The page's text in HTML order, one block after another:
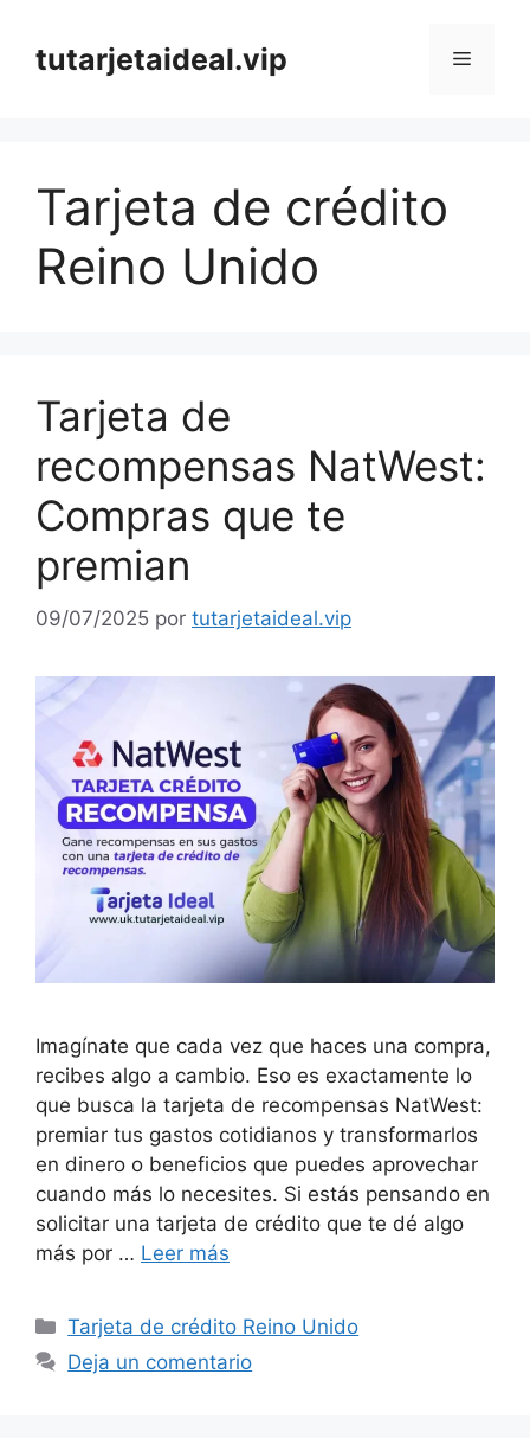
contenido
tutarjetaideal.vip Menú
Tarjeta de crédito
Reino Unido
Tarjeta de
recompensas NatWest:
Compras que te
premian
09/07/2025 por tutarjetaideal.vip
Imagínate que cada vez que haces una compra,
recibes algo a cambio. Eso es exactamente lo
que busca la tarjeta de recompensas NatWest:
premiar tus gastos cotidianos y transformarlos
en dinero o beneficios que puedes aprovechar
cuando más lo necesites. Si estás pensando en
solicitar una tarjeta de crédito que te dé algo
más por … Leer más
Categorías
Tarjeta de crédito Reino Unido
Deja un comentario